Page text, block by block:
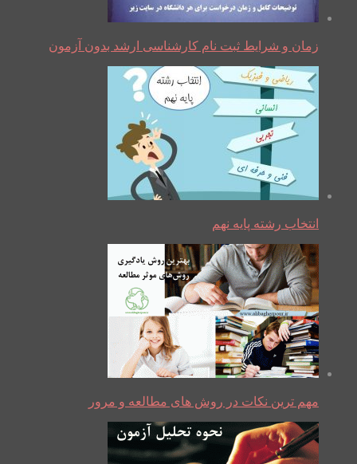
زمان و شرایط ثبت نام کارشناسی ارشد بدون آزمون
انتخاب رشته پایه نهم
مهم ترین نکات در روش های مطالعه و مرور